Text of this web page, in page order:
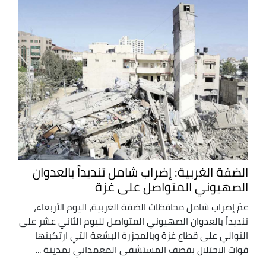
الضفة الغربية: إضراب شامل تنديداً بالعدوان
الصهيوني المتواصل على غزة
عمّ إضراب شامل محافظات الضفة الغربية، اليوم الأربعاء،
تنديداً بالعدوان الصهيوني المتواصل لليوم الثاني عشر على
التوالي على قطاع غزة وبالمجزرة البشعة التي ارتكبتها
قوات الاحتلال بقصف المستشفى المعمداني بمدينة ...